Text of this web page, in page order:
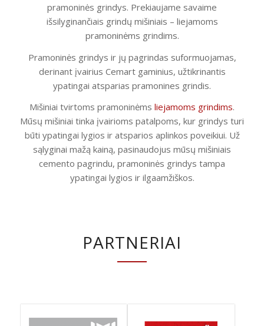
pramoninės grindys. Prekiaujame savaime
išsilyginančiais grindų mišiniais – liejamoms
pramoninėms grindims.
Pramoninės grindys ir jų pagrindas suformuojamas,
derinant įvairius Cemart gaminius, užtikrinantis
ypatingai atsparias pramonines grindis.
Mišiniai tvirtoms pramoninėms liejamoms grindims.
Mūsų mišiniai tinka įvairioms patalpoms, kur grindys turi
būti ypatingai lygios ir atsparios aplinkos poveikiui. Už
sąlyginai mažą kainą, pasinaudojus mūsų mišiniais
cemento pagrindu, pramoninės grindys tampa
ypatingai lygios ir ilgaamžiškos.
PARTNERIAI